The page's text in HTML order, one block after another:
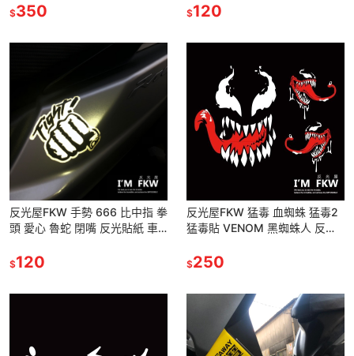
飾貼 防水耐曬高亮度
$350
水反光車貼
$120
反光屋FKW 手勢 666 比中指 拳
頭 愛心 魯蛇 閉嘴 反光貼紙 車
防水耐曬高亮度
$120
反光屋FKW 猛毒 血蜘蛛 猛毒2
猛毒貼 VENOM 黑蜘蛛人 反光
曬車貼 轉印貼紙
$250